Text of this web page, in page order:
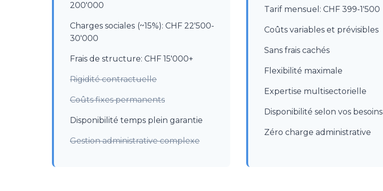
200'000
Charges sociales (~15%): CHF 22'500-
30'000
Frais de structure: CHF 15'000+
Rigidité contractuelle
Coûts fixes permanents
Disponibilité temps plein garantie
Gestion administrative complexe
Tarif mensuel: CHF 399-1'500
Coûts variables et prévisibles
Sans frais cachés
Flexibilité maximale
Expertise multisectorielle
Disponibilité selon vos besoins
Zéro charge administrative